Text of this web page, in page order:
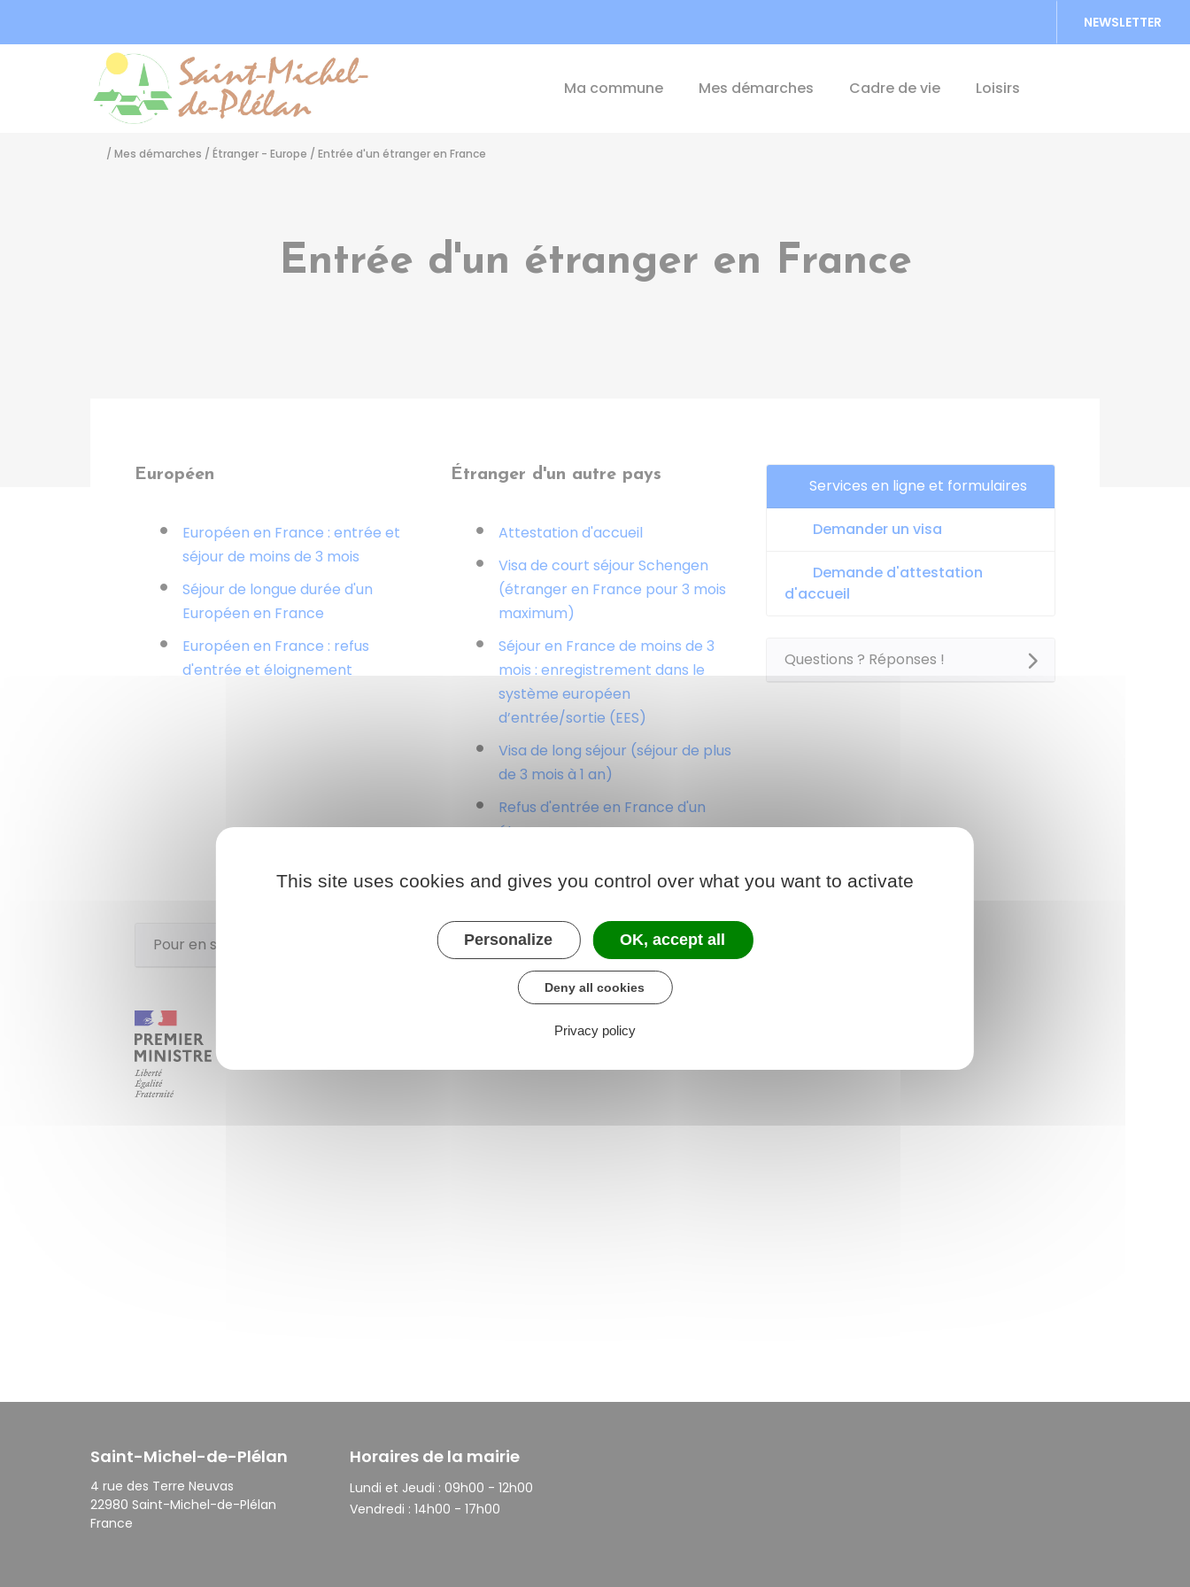
NEWSLETTER
Ma commune Mes démarches Cadre de vie Loisirs
/ Mes démarches / Étranger - Europe / Entrée d'un étranger en France
Entrée d'un étranger en France
Européen
Européen en France : entrée et
séjour de moins de 3 mois
Séjour de longue durée d'un
Européen en France
Européen en France : refus
d'entrée et éloignement
Étranger d'un autre pays
Attestation d'accueil
Visa de court séjour Schengen
(étranger en France pour 3 mois
maximum)
Séjour en France de moins de 3
mois : enregistrement dans le
système européen
d’entrée/sortie (EES)
Visa de long séjour (séjour de plus
de 3 mois à 1 an)
Refus d'entrée en France d'un
étranger
d'attente
Pour en savoir plus
Services en ligne et formulaires
Demander un visa
Demande d'attestation
d'accueil
Questions ? Réponses !
Saint-Michel-de-Plélan
4 rue des Terre Neuvas
22980 Saint-Michel-de-Plélan
France
Horaires de la mairie
Lundi et Jeudi : 09h00 - 12h00
Vendredi : 14h00 - 17h00
This site uses cookies and gives you control over what you want to activate
Personalize OK, accept all
Deny all cookies
Privacy policy